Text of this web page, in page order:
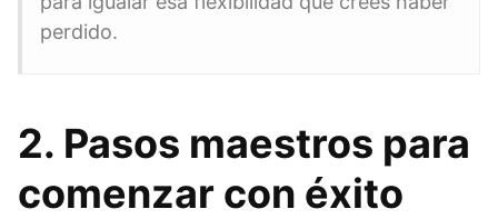
perdido.
2. Pasos maestros para
comenzar con éxito